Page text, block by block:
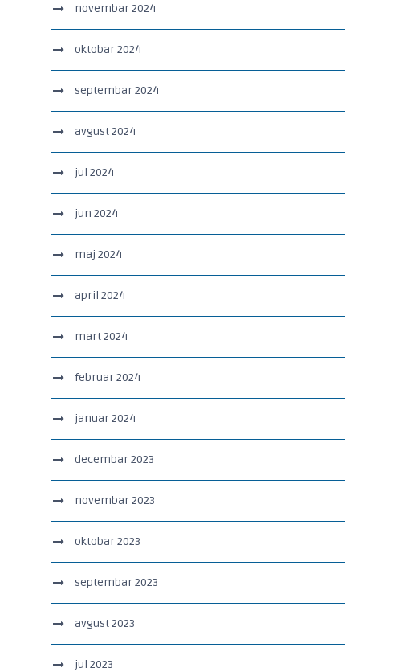
novembar 2024
oktobar 2024
septembar 2024
avgust 2024
jul 2024
jun 2024
maj 2024
april 2024
mart 2024
februar 2024
januar 2024
decembar 2023
novembar 2023
oktobar 2023
septembar 2023
avgust 2023
jul 2023